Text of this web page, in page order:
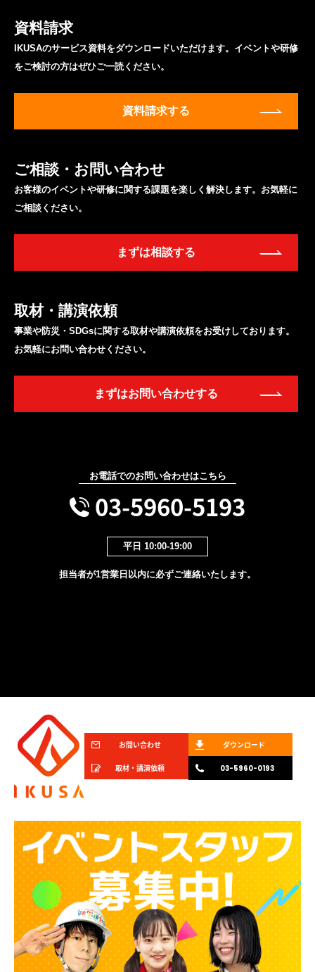
資料請求
IKUSAのサービス資料をダウンロードいただけます。イベントや研修
をご検討の方はぜひご一読ください。
資料請求する
ご相談・お問い合わせ
お客様のイベントや研修に関する課題を楽しく解決します。お気軽に
ご相談ください。
まずは相談する
取材・講演依頼
事業や防災・SDGsに関する取材や講演依頼をお受けしております。
お気軽にお問い合わせください。
まずはお問い合わせする
お電話でのお問い合わせはこちら
03-5960-5193
平日 10:00-19:00
担当者が1営業日以内に必ずご連絡いたします。
お問い合わせ ダウンロード
取材・講演依頼 03-5960-0193